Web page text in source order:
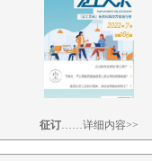
征订……详细内容>>